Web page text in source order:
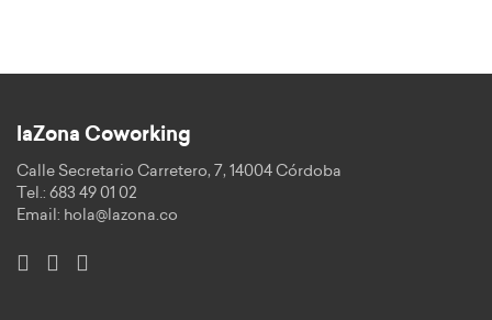
laZona Coworking
Calle Secretario Carretero, 7, 14004 Córdoba
Tel.: 683 49 01 02
Email: hola@lazona.co